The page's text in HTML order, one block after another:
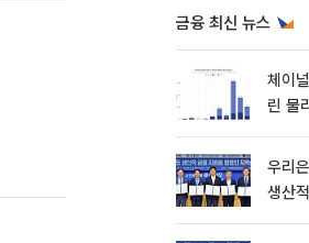
금융 최신 뉴스
체이
린 물
우리
생산